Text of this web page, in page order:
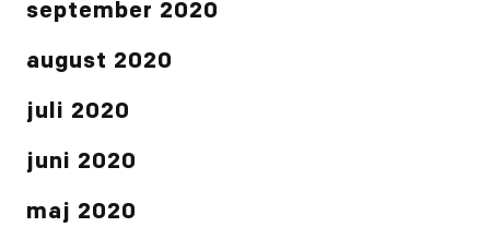
september 2020
august 2020
juli 2020
juni 2020
maj 2020